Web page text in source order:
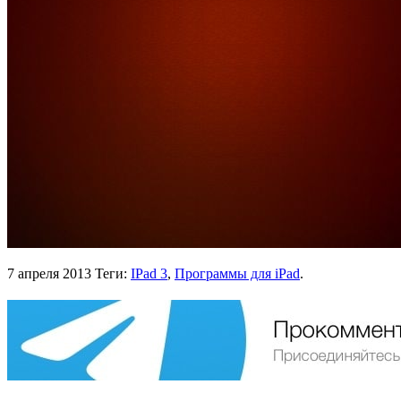
7 апреля 2013 Теги: IPad 3, Программы для iPad.